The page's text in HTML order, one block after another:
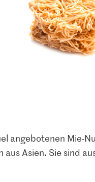
angebotenen Mie-
aus Asien. Sie sind